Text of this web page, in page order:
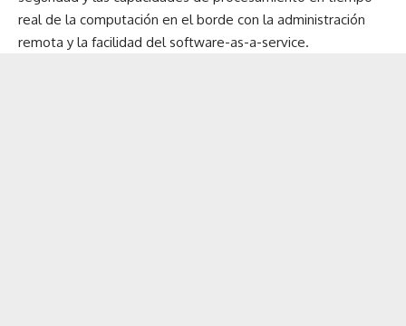
real de la computación en el borde con la administración
remota y la facilidad del software-as-a-service.